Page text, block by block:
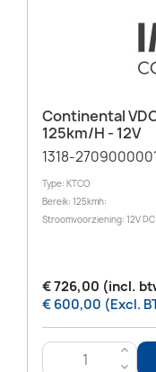
Continental
125km/h - 12V
1318-
Type: KTCO
Bereik: 125kmh:
Stroomvoorziening: 12V DC
€ 726,00 (incl.
€ 600,00 (Excl.
>
<